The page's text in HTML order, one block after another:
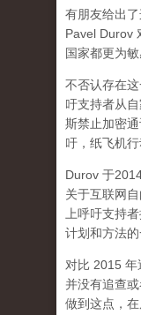
有朋友给出
Pavel Durov
国家都更为敏
不否认存在
吁支持者从
斯禁止加密
吁，纸飞机行
Durov 于
关于互联网
上呼吁支持
计划和方法的
对比 2015 年
并没有追查
做到这点，